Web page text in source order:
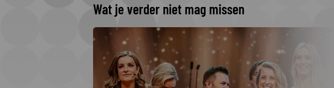
Wat je verder niet mag missen